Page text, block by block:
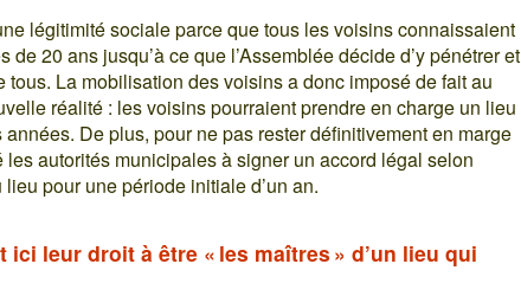
légitimité sociale parce que tous les voisins connaissaient
20 ans jusqu’à ce que l’Assemblée décide d’y pénétrer et
tous. La mobilisation des voisins a donc imposé de fait au
réalité : les voisins pourraient prendre en charge un lieu
années. De plus, pour ne pas rester définitivement en marge
autorités municipales à signer un accord légal selon
pour une période initiale d’un an.
leur droit à être « les maîtres » d’un lieu qui